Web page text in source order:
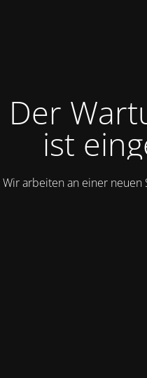
Der
ist
Wir arbeiten an einer neuen